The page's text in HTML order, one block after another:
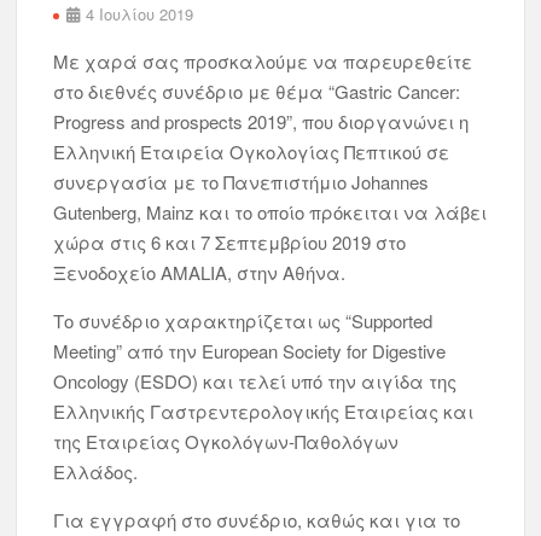
4 Ιουλίου 2019
Με χαρά σας προσκαλούμε να παρευρεθείτε
στο διεθνές συνέδριο με θέμα “Gastric Cancer:
Progress and prospects 2019”, που διοργανώνει η
Ελληνική Εταιρεία Ογκολογίας Πεπτικού σε
συνεργασία με το Πανεπιστήμιο Johannes
Gutenberg, Mainz και το οποίο πρόκειται να λάβει
χώρα στις 6 και 7 Σεπτεμβρίου 2019 στο
Ξενοδοχείο AMALIA, στην Αθήνα.
Το συνέδριο χαρακτηρίζεται ως “Supported
Meeting” από την European Society for Digestive
Oncology (ESDO) και τελεί υπό την αιγίδα της
Ελληνικής Γαστρεντερολογικής Εταιρείας και
της Εταιρείας Ογκολόγων-Παθολόγων
Ελλάδος.
Για εγγραφή στο συνέδριο, καθώς και για το